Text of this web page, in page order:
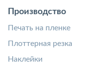
Производство
Печать на пленке
Плоттерная резка
Наклейки